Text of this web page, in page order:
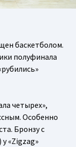
баскетболом.
полуфинала
четырех»,
Особенно
Бронзу с
«Zigzag»